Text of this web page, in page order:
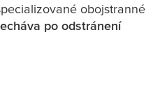
obojstranné
po odstránení